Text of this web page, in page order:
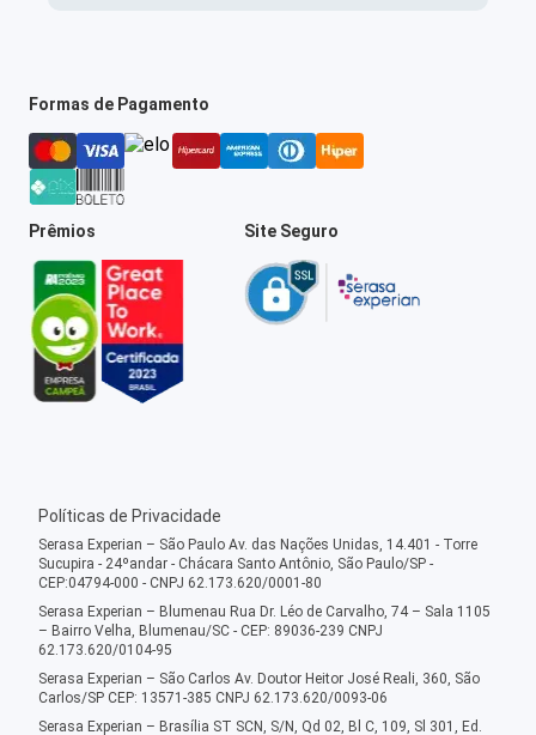
Formas de Pagamento
Prêmios Site Seguro
Políticas de Privacidade
Serasa Experian – São Paulo Av. das Nações Unidas, 14.401 - Torre
Sucupira - 24ºandar - Chácara Santo Antônio, São Paulo/SP -
CEP:04794-000 - CNPJ 62.173.620/0001-80
Serasa Experian – Blumenau Rua Dr. Léo de Carvalho, 74 – Sala 1105
– Bairro Velha, Blumenau/SC - CEP: 89036-239 CNPJ
62.173.620/0104-95
Serasa Experian – São Carlos Av. Doutor Heitor José Reali, 360, São
Carlos/SP CEP: 13571-385 CNPJ 62.173.620/0093-06
Serasa Experian – Brasília ST SCN, S/N, Qd 02, Bl C, 109, Sl 301, Ed.